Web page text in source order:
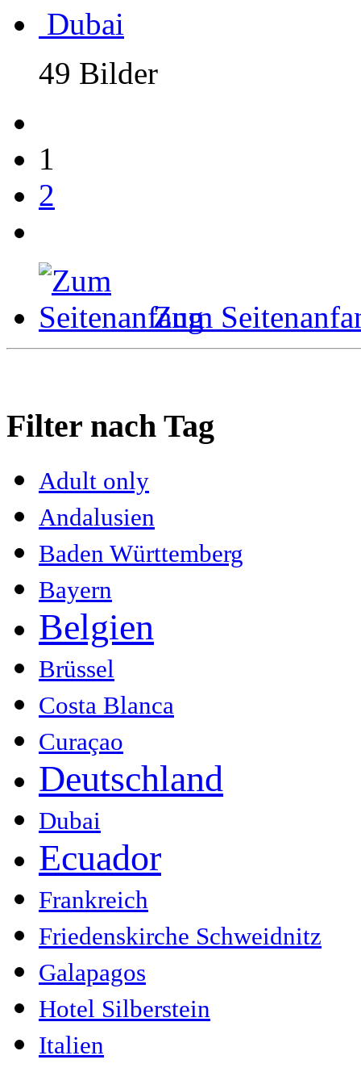
Dubai
49 Bilder
1
2
Zum
Filter nach Tag
Adult only
Andalusien
Baden Württemberg
Bayern
Belgien
Brüssel
Costa Blanca
Curaçao
Deutschland
Dubai
Ecuador
Frankreich
Friedenskirche Schweidnitz
Galapagos
Hotel Silberstein
Italien